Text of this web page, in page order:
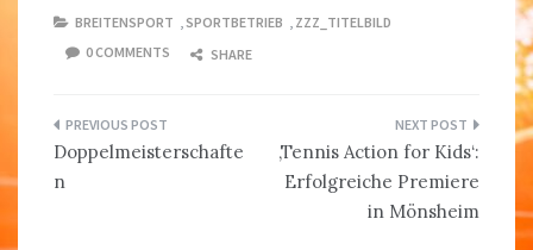
BREITENSPORT ,SPORTBETRIEB , ZZZ_TITELBILD
0 COMMENTS
SHARE
Beitragsnavigation
Doppelmeisterschafte
n
‚Tennis Action for Kids‘:
Erfolgreiche Premiere
in Mönsheim